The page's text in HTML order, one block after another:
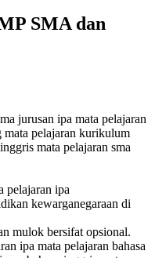
SMA dan
jurusan ipa mata pelajaran
mata pelajaran kurikulum
mata pelajaran sma
pelajaran ipa
kewarganegaraan di
mulok bersifat opsional.
ipa mata pelajaran bahasa